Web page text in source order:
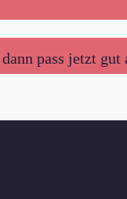
pass jetzt